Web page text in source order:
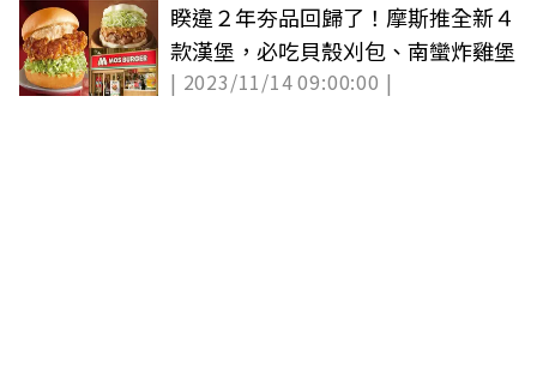
睽違２年夯品回歸了！摩斯推全新４
款漢堡，必吃貝殼刈包、南蠻炸雞堡
| 2023/11/14 09:00:00 |